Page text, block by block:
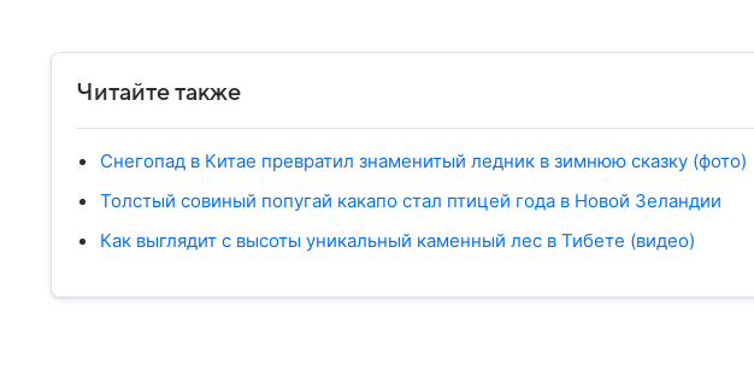
Читайте также
Снегопад в Китае превратил знаменитый ледник в зимнюю сказку (фото)
Толстый совиный попугай какапо стал птицей года в Новой Зеландии
Как выглядит с высоты уникальный каменный лес в Тибете (видео)